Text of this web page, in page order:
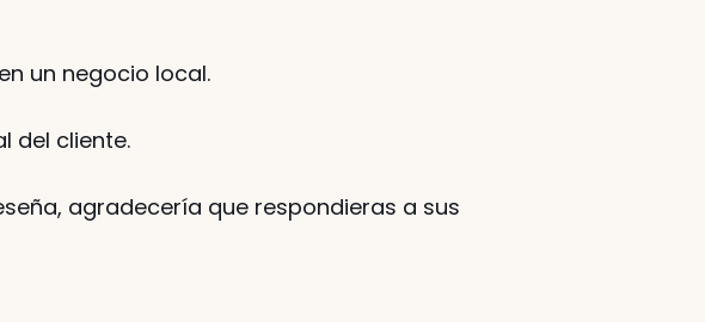
un negocio local.
del cliente.
agradecería que respondieras a sus